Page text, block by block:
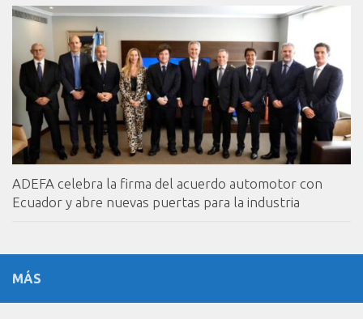
ADEFA celebra la firma del acuerdo automotor con
Ecuador y abre nuevas puertas para la industria
MÁS